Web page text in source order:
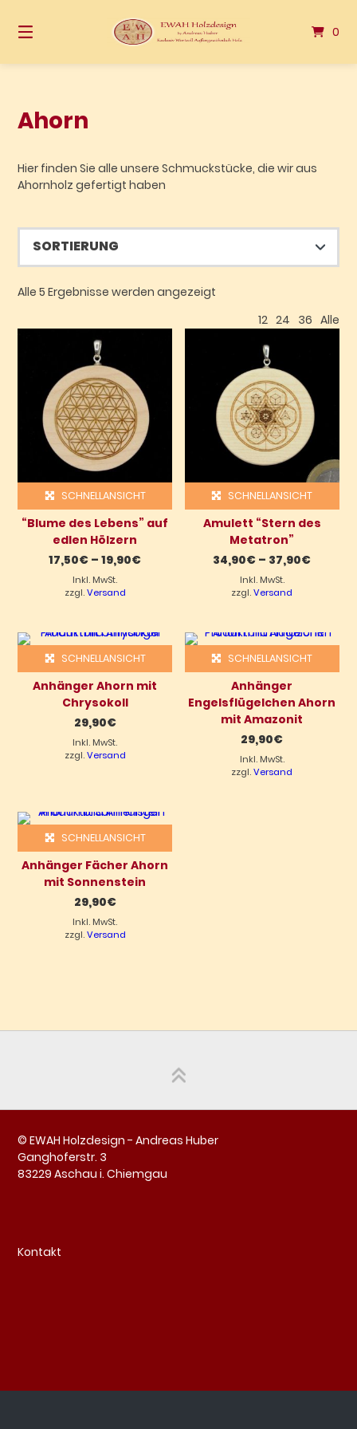
zum
0
Ahorn
Hier finden Sie alle unsere Schmuckstücke, die wir aus
Ahornholz gefertigt haben
Alle 5 Ergebnisse werden angezeigt
12 24 36 Alle
Dieses Produkt weist mehrere Varianten auf. Die Optionen können auf der Produktseite gewählt werden
SCHNELLANSICHT
“Blume des Lebens” auf
edlen Hölzern
17,50€ –19,90€Preisspanne:
Inkl. MwSt.
zzgl.Versand
Dieses Produkt weist mehrere Varianten auf. Die Optionen können auf der Produktseite gewählt werden
SCHNELLANSICHT
Amulett “Stern des
Metatron”
34,90€ – 37,90€
Inkl. MwSt.
zzgl.Versand
SCHNELLANSICHT
Anhänger Ahorn mit
Chrysokoll
29,90€
Inkl. MwSt.
zzgl.Versand
SCHNELLANSICHT
Anhänger
Engelsflügelchen Ahorn
mit Amazonit
29,90€
Inkl. MwSt.
zzgl.Versand
SCHNELLANSICHT
Anhänger Fächer Ahorn
mit Sonnenstein
29,90€
Inkl. MwSt.
zzgl.Versand
© EWAH Holzdesign - Andreas Huber
Ganghoferstr. 3
83229 Aschau i. Chiemgau
Kontakt